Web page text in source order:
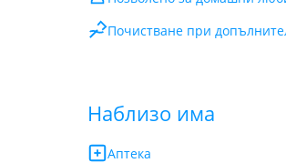
Почистване при
Наблизо има
Аптека